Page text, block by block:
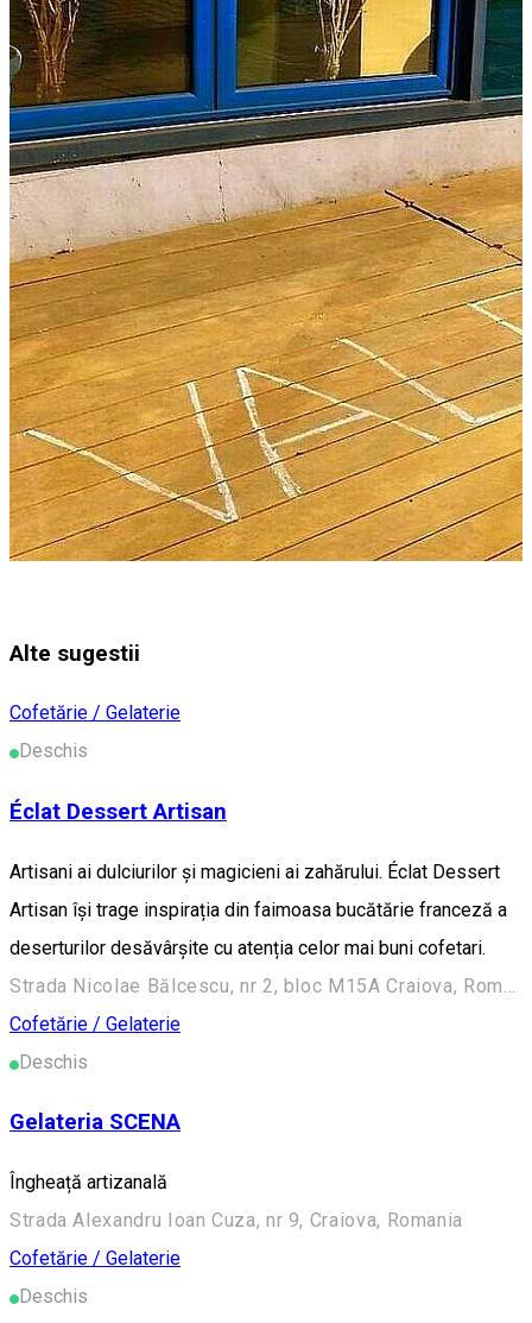
Alte sugestii
Cofetărie / Gelaterie
Deschis
Éclat Dessert Artisan
Artisani ai dulciurilor și magicieni ai zahărului. Éclat Dessert
Artisan își trage inspirația din faimoasa bucătărie franceză a
deserturilor desăvârșite cu atenția celor mai buni cofetari.
Cofetărie / Gelaterie
Deschis
Gelateria SCENA
Îngheață artizanală
Strada Alexandru Ioan Cuza, nr 9, Craiova, Romania
Cofetărie / Gelaterie
Deschis